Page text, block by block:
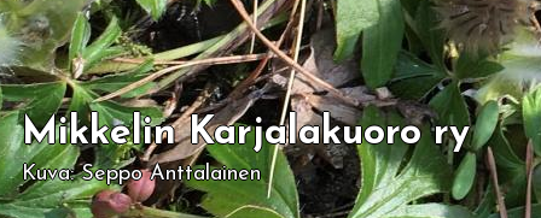
Mikkelin Karjalakuoro ry
Kuva: Seppo Anttalainen